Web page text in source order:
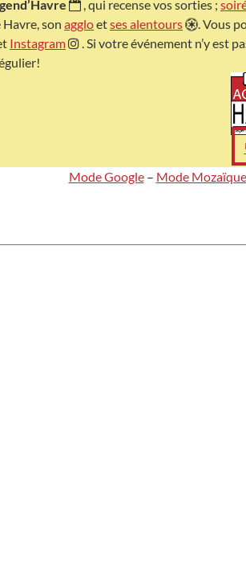
, qui recense vos sorties ;
son aggloetses alentours . Vous
Instagram . Si votre événement n’y est
Mode Google– Mode Mozaïque